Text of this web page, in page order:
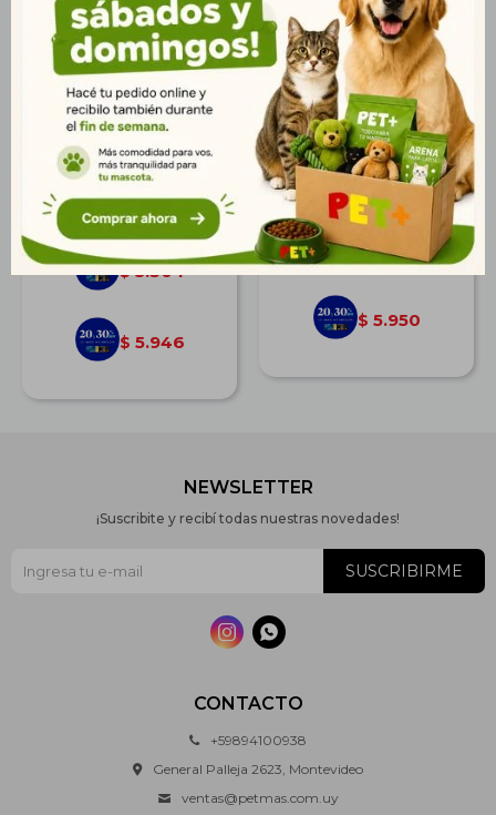
Virbac Dog Digestive
Support 12kg | Salud
Digestiva
$ 7.341
$ 5.304
$ 5.946
Virbac Dog Joint &
Mobility 12 kg
7.346
$ 5.307
$ 5.950
CONTACTO
+59894100938
General Palleja 2623, Montevideo
ventas@petmas.com.uy
NEWSLETTER
¡Suscribite y recibí todas nuestras novedades!
SUSCRIBIRME
 